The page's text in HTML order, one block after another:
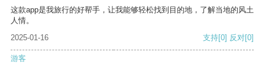
这款app是我旅行的好帮手，让我能够轻松找到目的地，了解当地的风土
人情。
2025-01-16
支持[0] 反对[0]
游客